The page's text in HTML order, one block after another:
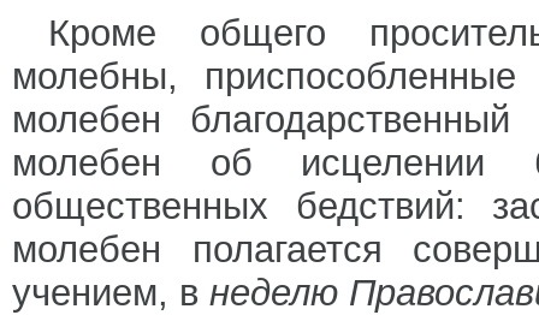
Кроме общего
молебны,
молебен
молебен об исцелении
общественных бедствий:
молебен полагается
учением, в неделю